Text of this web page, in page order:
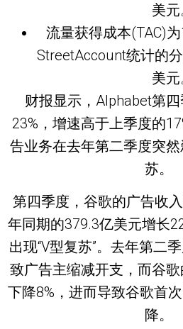
美元
流量获得成本(TAC)
StreetAccount统计的
美元
财报显示，Alphabet第
23%，增速高于上季度的
告业务在去年第二季度突
苏。
第四季度，谷歌的广告收
年同期的379.3亿美元增长
出现“V型复苏”。去年第二
致广告主缩减开支，而谷
下降8%，进而导致谷歌首
降。